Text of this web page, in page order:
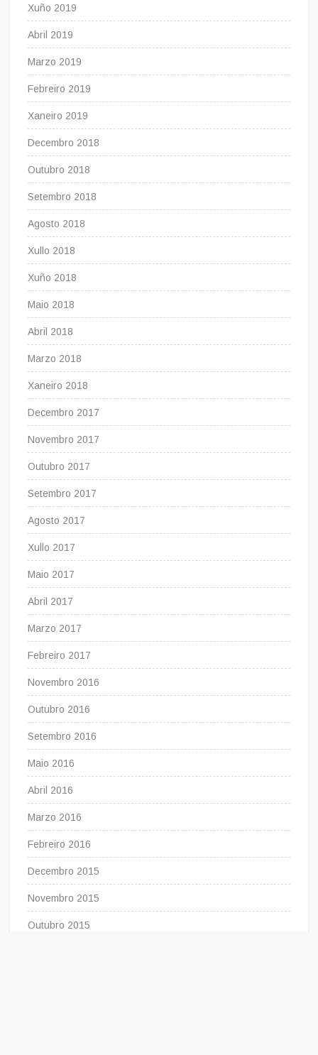
Xuño 2019
Abril 2019
Marzo 2019
Febreiro 2019
Xaneiro 2019
Decembro 2018
Outubro 2018
Setembro 2018
Agosto 2018
Xullo 2018
Xuño 2018
Maio 2018
Abril 2018
Marzo 2018
Xaneiro 2018
Decembro 2017
Novembro 2017
Outubro 2017
Setembro 2017
Agosto 2017
Xullo 2017
Maio 2017
Abril 2017
Marzo 2017
Febreiro 2017
Novembro 2016
Outubro 2016
Setembro 2016
Maio 2016
Abril 2016
Marzo 2016
Febreiro 2016
Decembro 2015
Novembro 2015
Outubro 2015